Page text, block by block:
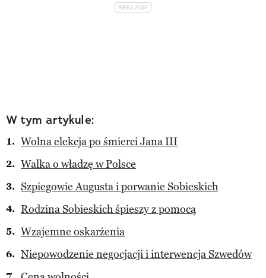
W tym artykule:
Wolna elekcja po śmierci Jana III
Walka o władzę w Polsce
Szpiegowie Augusta i porwanie Sobieskich
Rodzina Sobieskich śpieszy z pomocą
Wzajemne oskarżenia
Niepowodzenie negocjacji i interwencja Szwedów